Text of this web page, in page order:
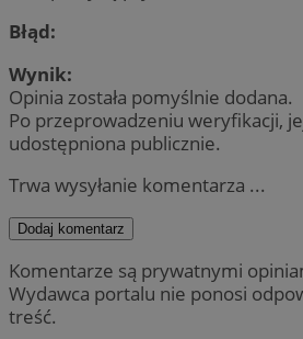
Błąd:
Wynik:
Opinia została pomyślnie dodana.
Po przeprowadzeniu weryfikacji,
udostępniona publicznie.
Trwa wysyłanie komentarza ...
Dodaj komentarz
Komentarze są prywatnymi
Wydawca portalu nie ponosi
treść.